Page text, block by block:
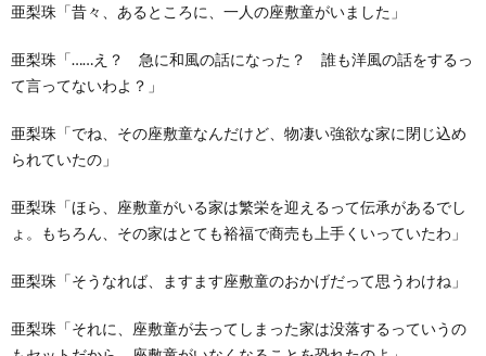
亜梨珠「昔々、あるところに、一人の座敷童がいました」
亜梨珠「……え？ 急に和風の話になった？ 誰も洋風の話をするっ
て言ってないわよ？」
亜梨珠「でね、その座敷童なんだけど、物凄い強欲な家に閉じ込め
られていたの」
亜梨珠「ほら、座敷童がいる家は繁栄を迎えるって伝承があるでし
ょ。もちろん、その家はとても裕福で商売も上手くいっていたわ」
亜梨珠「そうなれば、ますます座敷童のおかげだって思うわけね」
亜梨珠「それに、座敷童が去ってしまった家は没落するっていうの